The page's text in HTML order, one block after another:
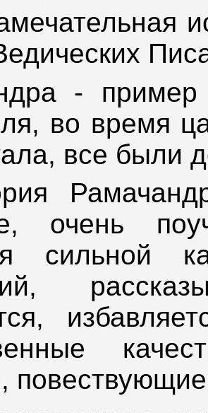
- пример
во время
все были
очень
сильной